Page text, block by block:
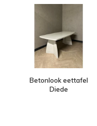
Betonlook eettafel
Diede